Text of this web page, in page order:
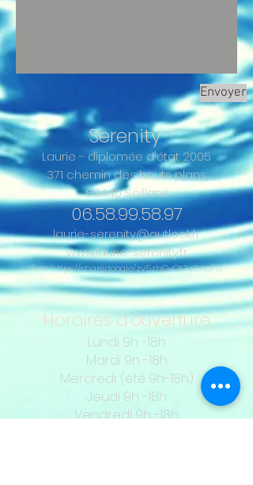
Envoyer
Serenity
Laurie- diplomée d'état 2005
371 chemin des hauts plans
83440 Seillans
06.58.99.58.97
laurie-serenity@outlook.fr
www.laurie-serenity.fr
Avis:https://share.google/zv5zhGvQt3q8vruFw
Horaires d'ouverture
Lundi 9h -18h
Mardi 9h -18h
Mercredi: (été 9h-18h)
Jeudi 9h -18h
Vendredi 9h -18h